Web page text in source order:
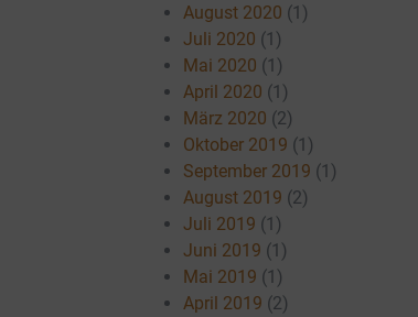
August 2020 (1)
Juli 2020 (1)
Mai 2020 (1)
April 2020 (1)
März 2020 (2)
Oktober 2019 (1)
September 2019 (1)
August 2019 (2)
Juli 2019 (1)
Juni 2019 (1)
Mai 2019 (1)
April 2019 (2)